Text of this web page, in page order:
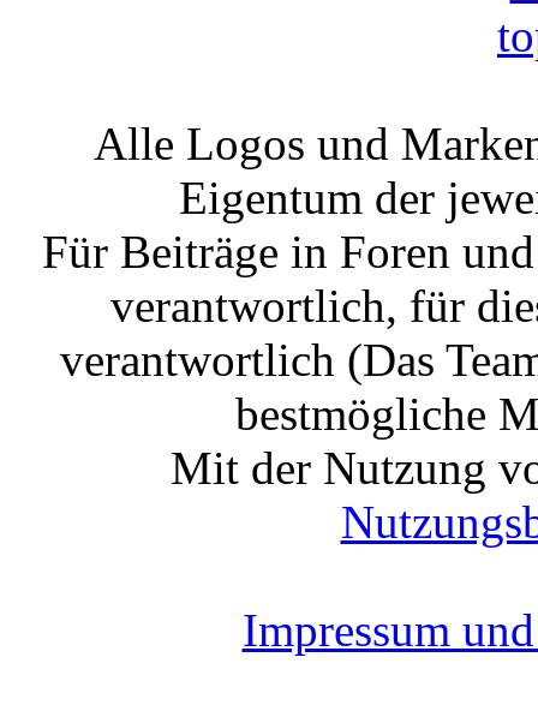
Alle Logos und
Eigentum der
Für Beiträge in Foren
verantwortlich, für
verantwortlich (Das
bestmögliche
Mit der Nutzung
Impressum